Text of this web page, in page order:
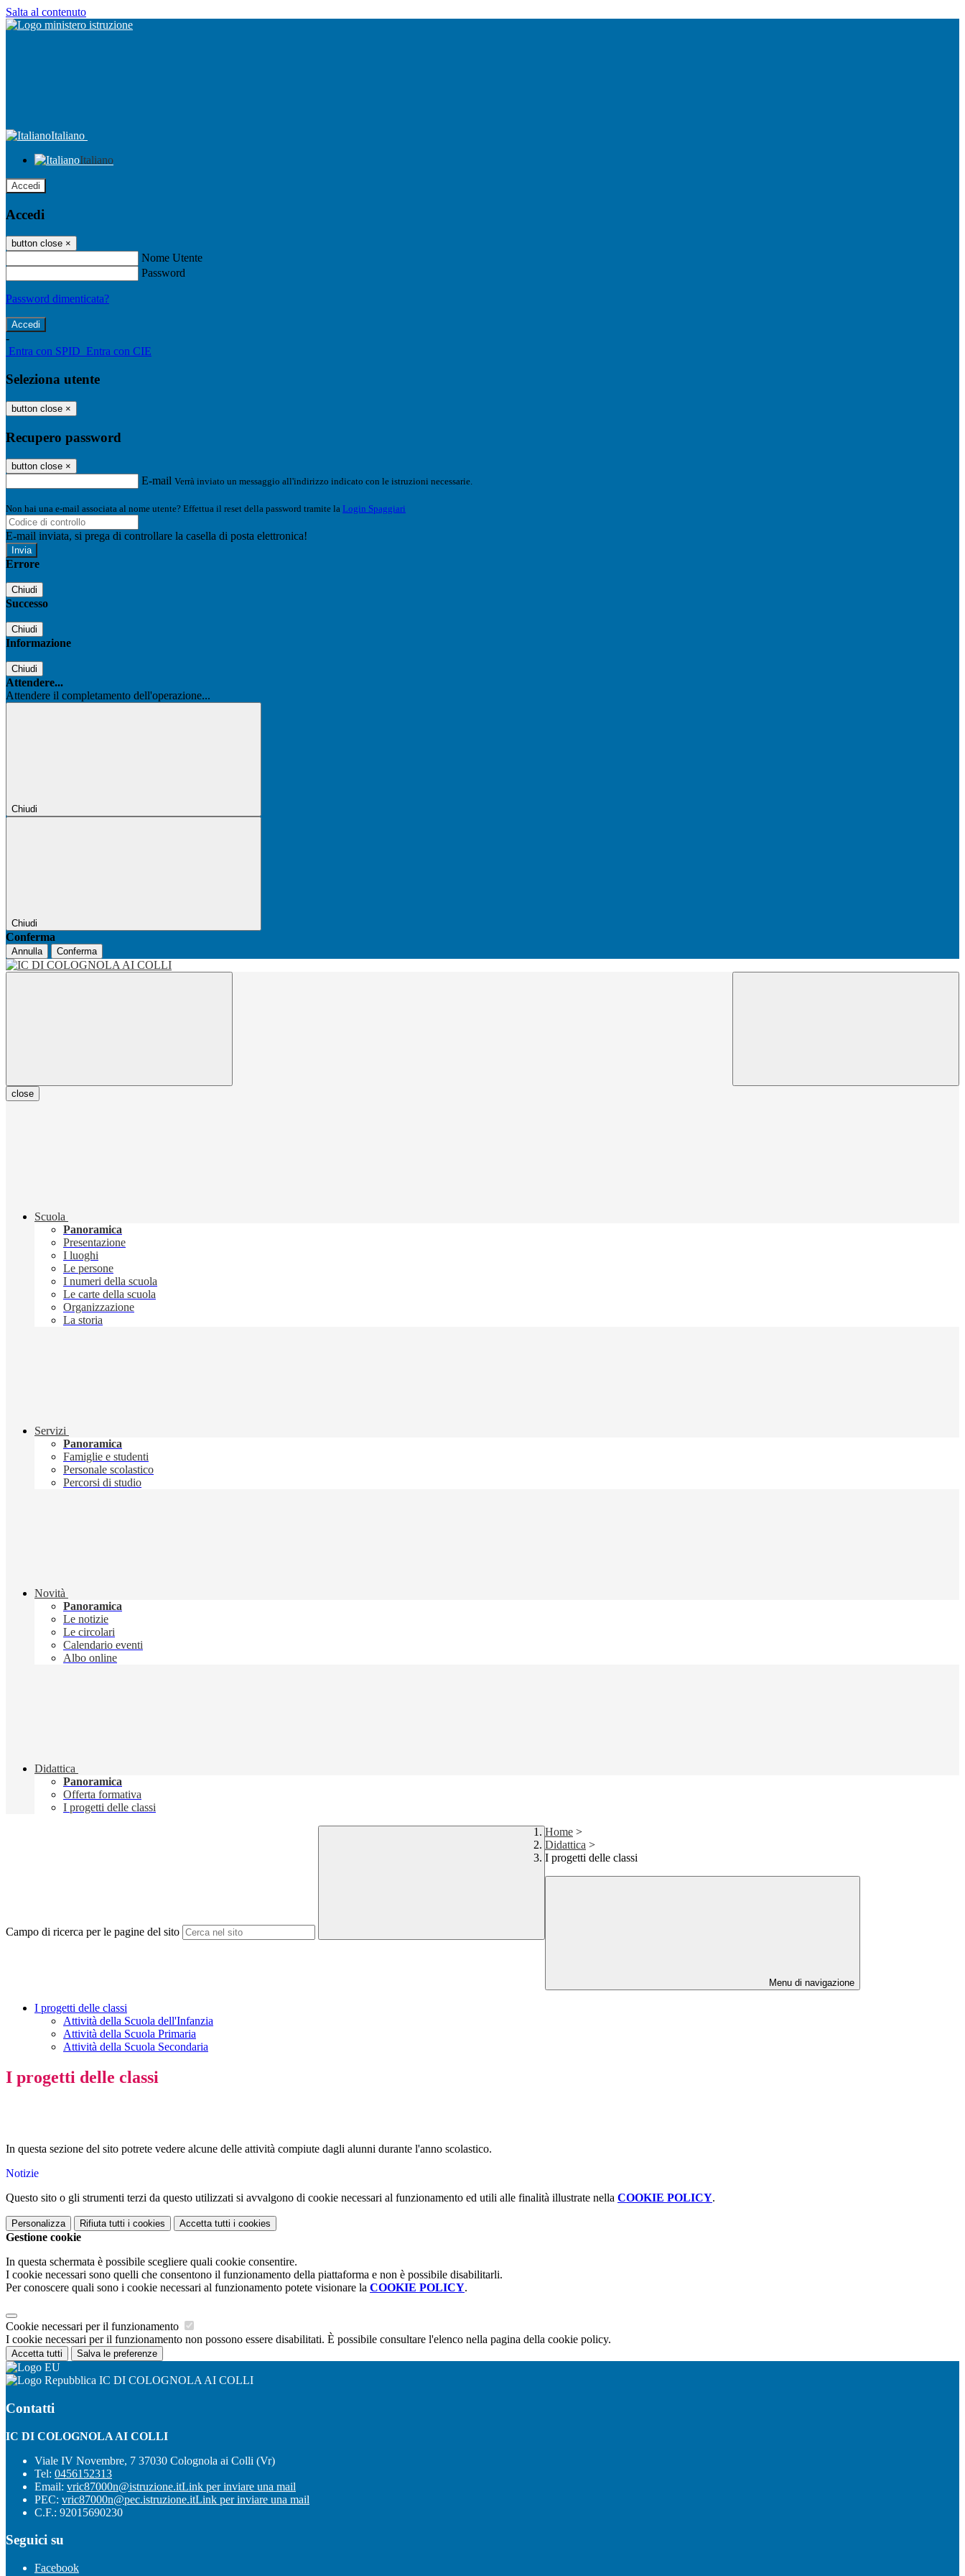
Salta al contenuto
Italiano
Italiano
Accedi
Accedi
button close ×
Nome Utente
Password
Password dimenticata?
-
Entra con SPID Entra con CIE
Seleziona utente
button close ×
Recupero password
button close ×
E-mail Verrà inviato un messaggio all'indirizzo indicato con le istruzioni necessarie.
Non hai una e-mail associata al nome utente? Effettua il reset della password tramite la Login Spaggiari
E-mail inviata, si prega di controllare la casella di posta elettronica!
Errore
Chiudi
Successo
Chiudi
Informazione
Chiudi
Attendere...
Attendere il completamento dell'operazione...
Chiudi
Chiudi
Conferma
Annulla Conferma
close
Scuola
Panoramica
Presentazione
I luoghi
Le persone
I numeri della scuola
Le carte della scuola
Organizzazione
La storia
Servizi
Panoramica
Famiglie e studenti
Personale scolastico
Percorsi di studio
Novità
Panoramica
Le notizie
Le circolari
Calendario eventi
Albo online
Didattica
Panoramica
Offerta formativa
I progetti delle classi
Campo di ricerca per le pagine del sito
Home >
Didattica >
I progetti delle classi
Menu di navigazione
I progetti delle classi
Attività della Scuola dell'Infanzia
Attività della Scuola Primaria
Attività della Scuola Secondaria
I progetti delle classi
In questa sezione del sito potrete vedere alcune delle attività compiute dagli alunni durante l'anno scolastico.
Notizie
Questo sito o gli strumenti terzi da questo utilizzati si avvalgono di cookie necessari al funzionamento ed utili alle finalità illustrate nella COOKIE POLICY.
Personalizza Rifiuta tutti i cookies Accetta tutti i cookies
Gestione cookie
In questa schermata è possibile scegliere quali cookie consentire.
I cookie necessari sono quelli che consentono il funzionamento della piattaforma e non è possibile disabilitarli.
Per conoscere quali sono i cookie necessari al funzionamento potete visionare la COOKIE POLICY.
Cookie necessari per il funzionamento
I cookie necessari per il funzionamento non possono essere disabilitati. È possibile consultare l'elenco nella pagina della cookie policy.
Accetta tutti Salva le preferenze
IC DI COLOGNOLA AI COLLI
Contatti
IC DI COLOGNOLA AI COLLI
Viale IV Novembre, 7 37030 Colognola ai Colli (Vr)
Tel: 0456152313
Email: vric87000n@istruzione.itLink per inviare una mail
PEC: vric87000n@pec.istruzione.itLink per inviare una mail
C.F.: 92015690230
Seguici su
Facebook